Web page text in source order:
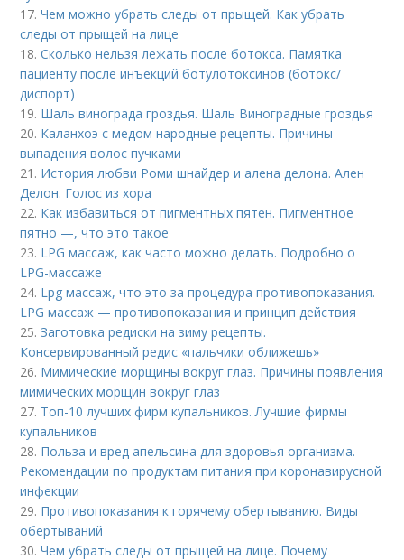
17.Чем можно убрать следы от прыщей. Как убрать
следы от прыщей на лице
18.Сколько нельзя лежать после ботокса. Памятка
пациенту после инъекций ботулотоксинов (ботокс/
диспорт)
19. Шаль винограда гроздья. Шаль Виноградные гроздья
20. Каланхоэ с медом народные рецепты. Причины
выпадения волос пучками
21. История любви Роми шнайдер и алена делона. Ален
Делон. Голос из хора
22. Как избавиться от пигментных пятен. Пигментное
пятно —, что это такое
23. LPG массаж, как часто можно делать. Подробно о
LPG-массаже
24. Lpg массаж, что это за процедура противопоказания.
LPG массаж — противопоказания и принцип действия
25.Заготовка редиски на зиму рецепты.
Консервированный редис «пальчики оближешь»
26. Мимические морщины вокруг глаз. Причины появления
мимических морщин вокруг глаз
27. Топ-10 лучших фирм купальников. Лучшие фирмы
купальников
28. Польза и вред апельсина для здоровья организма.
Рекомендации по продуктам питания при коронавирусной
инфекции
29. Противопоказания к горячему обертыванию. Виды
обёртываний
30.Чем убрать следы от прыщей на лице. Почему